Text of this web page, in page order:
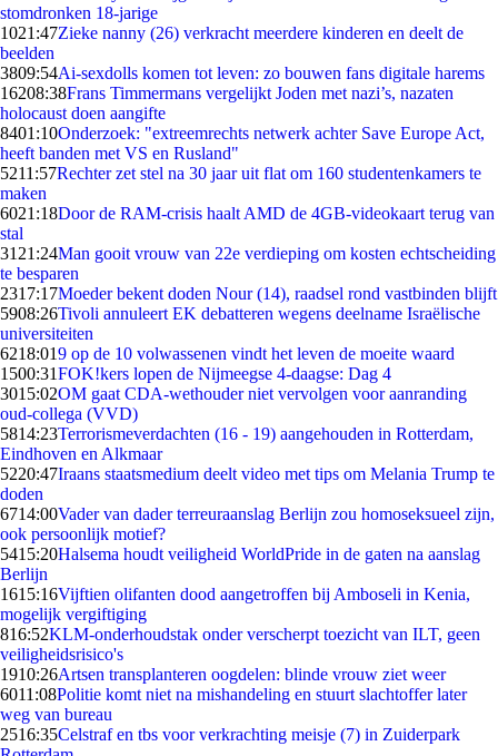
stomdronken 18-jarige
1021:47Zieke nanny (26) verkracht meerdere kinderen en deelt de
beelden
3809:54Ai-sexdolls komen tot leven: zo bouwen fans digitale harems
16208:38Frans Timmermans vergelijkt Joden met nazi’s, nazaten
holocaust doen aangifte
8401:10Onderzoek: "extreemrechts netwerk achter Save Europe Act,
heeft banden met VS en Rusland"
5211:57Rechter zet stel na 30 jaar uit flat om 160 studentenkamers te
maken
6021:18Door de RAM-crisis haalt AMD de 4GB-videokaart terug van
stal
31 21:24Man gooit vrouw van 22e verdieping om kosten echtscheiding
te besparen
2317:17Moeder bekent doden Nour (14), raadsel rond vastbinden blijft
5908:26Tivoli annuleert EK debatteren wegens deelname Israëlische
universiteiten
6218:019 op de 10 volwassenen vindt het leven de moeite waard
1500:31FOK!kers lopen de Nijmeegse 4-daagse: Dag 4
3015:02OM gaat CDA-wethouder niet vervolgen voor aanranding
oud-collega (VVD)
5814:23Terrorismeverdachten (16 - 19) aangehouden in Rotterdam,
Eindhoven en Alkmaar
5220:47Iraans staatsmedium deelt video met tips om Melania Trump te
doden
6714:00Vader van dader terreuraanslag Berlijn zou homoseksueel zijn,
ook persoonlijk motief?
5415:20Halsema houdt veiligheid WorldPride in de gaten na aanslag
Berlijn
1615:16Vijftien olifanten dood aangetroffen bij Amboseli in Kenia,
mogelijk vergiftiging
816:52KLM-onderhoudstak onder verscherpt toezicht van ILT, geen
veiligheidsrisico's
1910:26Artsen transplanteren oogdelen: blinde vrouw ziet weer
6011:08Politie komt niet na mishandeling en stuurt slachtoffer later
weg van bureau
2516:35Celstraf en tbs voor verkrachting meisje (7) in Zuiderpark